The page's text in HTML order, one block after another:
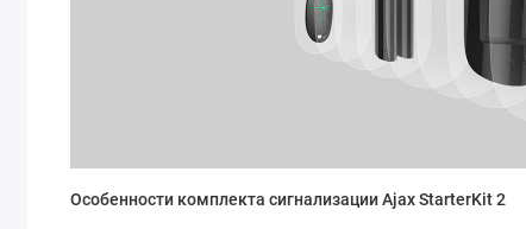
Особенности комплекта сигнализации Ajax StarterKit 2